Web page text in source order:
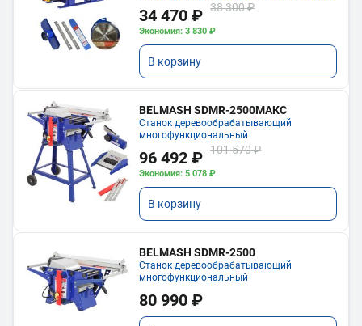
34 470 ₽ 38 300 ₽
Экономия: 3 830 ₽
В корзину
BELMASH SDMR-2500МАКС
Станок деревообрабатывающий
многофункциональный
96 492 ₽ 101 570 ₽
Экономия: 5 078 ₽
В корзину
BELMASH SDMR-2500
Станок деревообрабатывающий
многофункциональный
80 990 ₽